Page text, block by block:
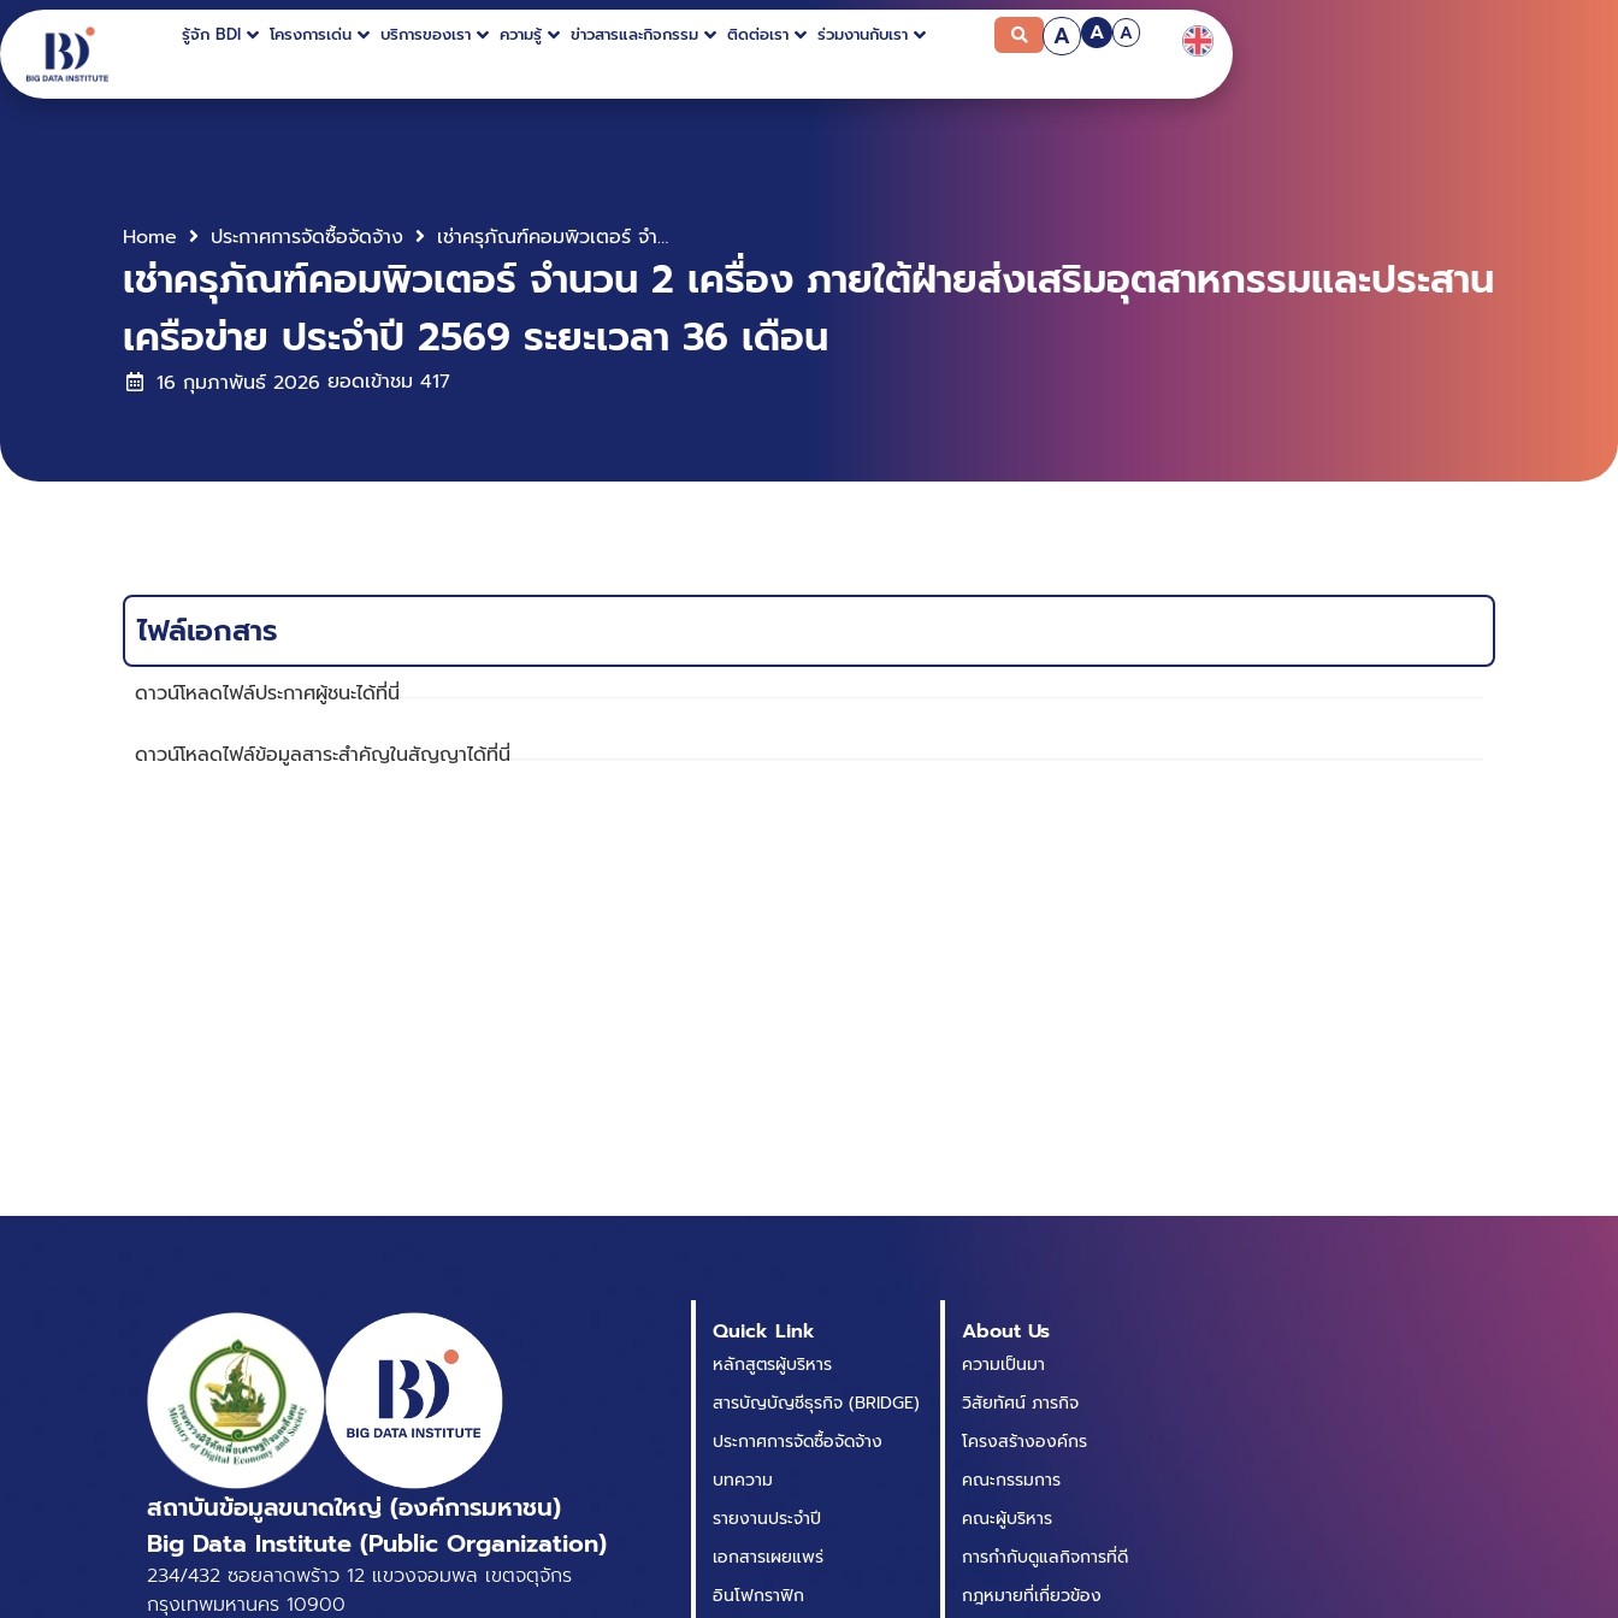
รู้จัก BDI โครงการเด่น บริการของเรา ความรู้ ข่าวสารและกิจกรรม ติดต่อเรา ร่วมงานกับเรา A A A
Home ประกาศการจัดซื้อจัดจ้าง เช่าครุภัณฑ์คอมพิวเตอร์ จำนวน 2 เครื่อง ภายใต้ฝ่ายส่งเสริมอุตสาหกรรมและประสานเครือข่าย ประจำปี 2569 ระยะเวลา 36 เดือน
เช่าครุภัณฑ์คอมพิวเตอร์ จำนวน 2 เครื่อง ภายใต้ฝ่ายส่งเสริมอุตสาหกรรมและประสาน
เครือข่าย ประจำปี 2569 ระยะเวลา 36 เดือน
16 กุมภาพันธ์ 2026 ยอดเข้าชม 417
ไฟล์เอกสาร
ดาวน์โหลดไฟล์ประกาศผู้ชนะได้ที่นี่
ดาวน์โหลดไฟล์ข้อมูลสาระสำคัญในสัญญาได้ที่นี่
สถาบันข้อมูลขนาดใหญ่ (องค์การมหาชน)
Big Data Institute (Public Organization)
234/432 ซอยลาดพร้าว 12 แขวงจอมพล เขตจตุจักร
กรุงเทพมหานคร 10900
Quick Link
หลักสูตรผู้บริหาร
สารบัญบัญชีธุรกิจ (BRIDGE)
ประกาศการจัดซื้อจัดจ้าง
บทความ
รายงานประจำปี
เอกสารเผยแพร่
อินโฟกราฟิก
About Us
ความเป็นมา
วิสัยทัศน์ ภารกิจ
โครงสร้างองค์กร
คณะกรรมการ
คณะผู้บริหาร
การกำกับดูแลกิจการที่ดี
กฎหมายที่เกี่ยวข้อง